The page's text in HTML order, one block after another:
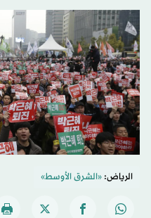
الرياض:«الشرق الأوسط»